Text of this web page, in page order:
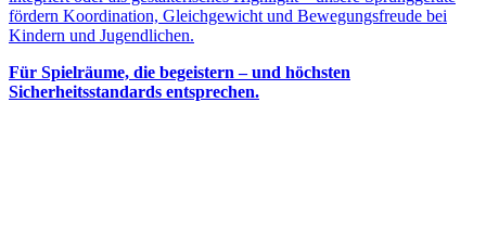
fördern Koordination, Gleichgewicht und Bewegungsfreude bei
Kindern und Jugendlichen.
Für Spielräume, die begeistern – und höchsten
Sicherheitsstandards entsprechen.